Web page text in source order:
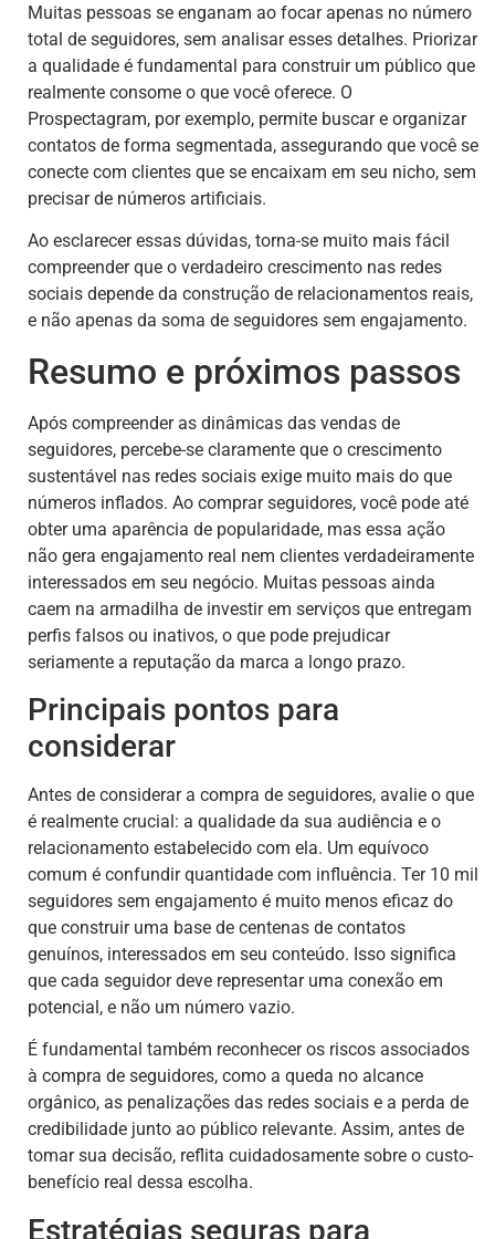
Muitas pessoas se enganam ao focar apenas no número
total de seguidores, sem analisar esses detalhes. Priorizar
a qualidade é fundamental para construir um público que
realmente consome o que você oferece. O
Prospectagram, por exemplo, permite buscar e organizar
contatos de forma segmentada, assegurando que você se
conecte com clientes que se encaixam em seu nicho, sem
precisar de números artificiais.
Ao esclarecer essas dúvidas, torna-se muito mais fácil
compreender que o verdadeiro crescimento nas redes
sociais depende da construção de relacionamentos reais,
e não apenas da soma de seguidores sem engajamento.
Resumo e próximos passos
Após compreender as dinâmicas das vendas de
seguidores, percebe-se claramente que o crescimento
sustentável nas redes sociais exige muito mais do que
números inflados. Ao comprar seguidores, você pode até
obter uma aparência de popularidade, mas essa ação
não gera engajamento real nem clientes verdadeiramente
interessados em seu negócio. Muitas pessoas ainda
caem na armadilha de investir em serviços que entregam
perfis falsos ou inativos, o que pode prejudicar
seriamente a reputação da marca a longo prazo.
Principais pontos para
considerar
Antes de considerar a compra de seguidores, avalie o que
é realmente crucial: a qualidade da sua audiência e o
relacionamento estabelecido com ela. Um equívoco
comum é confundir quantidade com influência. Ter 10 mil
seguidores sem engajamento é muito menos eficaz do
que construir uma base de centenas de contatos
genuínos, interessados em seu conteúdo. Isso significa
que cada seguidor deve representar uma conexão em
potencial, e não um número vazio.
É fundamental também reconhecer os riscos associados
à compra de seguidores, como a queda no alcance
orgânico, as penalizações das redes sociais e a perda de
credibilidade junto ao público relevante. Assim, antes de
tomar sua decisão, reflita cuidadosamente sobre o custo-
benefício real dessa escolha.
Estratégias seguras para